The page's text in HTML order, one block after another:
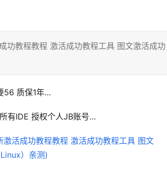
教程教程 激活成功教程工具 图文激活成功
56 质保1年…
有IDE 授权个人JB账号…